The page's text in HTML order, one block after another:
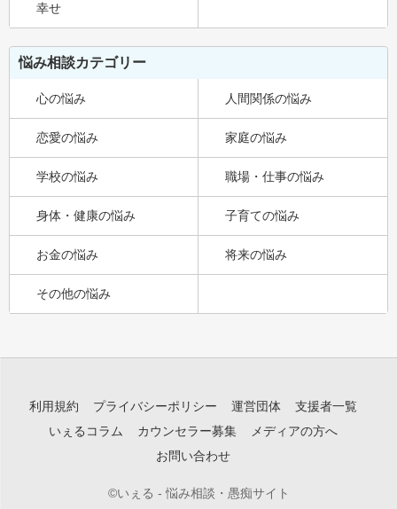
幸せ
悩み相談カテゴリー
心の悩み 人間関係の悩み
恋愛の悩み 家庭の悩み
学校の悩み 職場・仕事の悩み
身体・健康の悩み 子育ての悩み
お金の悩み 将来の悩み
その他の悩み
利用規約 プライバシーポリシー 運営団体
支援者一覧
いぇるコラム
カウンセラー募集
メディアの方へ
お問い合わせ
©いぇる - 悩み相談・愚痴サイト